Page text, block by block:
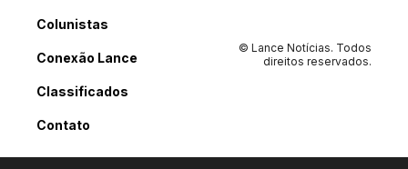
Colunistas
Conexão Lance
Classificados
Contato
© Lance Notícias. Todos
direitos reservados.